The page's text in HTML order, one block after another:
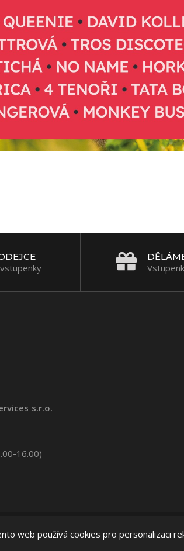
web používá cookies pro personalizaci
s.r.o.
16.00)